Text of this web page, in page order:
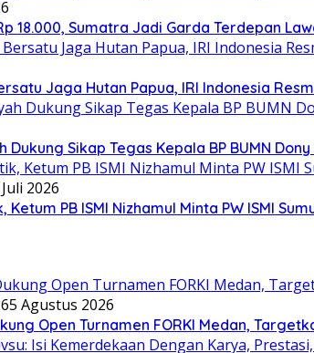
18.000, Sumatra Jadi Garda Terdepan
Jaga Hutan Papua, IRI Indonesia
Dukung Sikap Tegas Kepala BP BUMN
2026
Ketum PB ISMI Nizhamul Minta PW ISMI
5 Agustus 2026
Open Turnamen FORKI Medan,